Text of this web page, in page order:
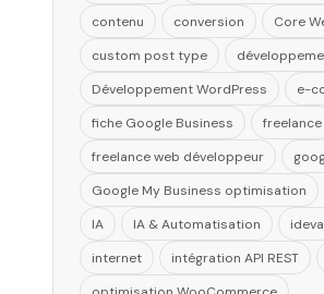
contenu
conversion
Core
custom post type
Développement WordPress
e-
fiche Google Business
freelance
freelance web développeur
Google My Business optimisation
IA
IA & Automatisation
internet
intégration API REST